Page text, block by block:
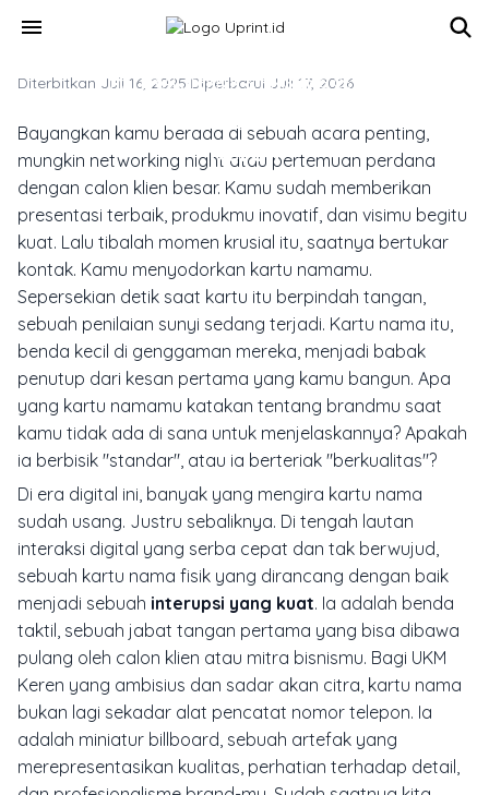
menu
MATERIAL, TEKNIK & FINISHING CETAK
Kartu Nama Mewah Untuk UKM
Keren
Diterbitkan Juli 16, 2025·Diperbarui Juli 17, 2026
Bayangkan kamu berada di sebuah acara penting,
mungkin networking night atau pertemuan perdana
dengan calon klien besar. Kamu sudah memberikan
presentasi terbaik, produkmu inovatif, dan visimu begitu
kuat. Lalu tibalah momen krusial itu, saatnya bertukar
kontak. Kamu menyodorkan kartu namamu.
Sepersekian detik saat kartu itu berpindah tangan,
sebuah penilaian sunyi sedang terjadi. Kartu nama itu,
benda kecil di genggaman mereka, menjadi babak
penutup dari kesan pertama yang kamu bangun. Apa
yang kartu namamu katakan tentang brandmu saat
kamu tidak ada di sana untuk menjelaskannya? Apakah
ia berbisik "standar", atau ia berteriak "berkualitas"?
Di era digital ini, banyak yang mengira kartu nama
sudah usang. Justru sebaliknya. Di tengah lautan
interaksi digital yang serba cepat dan tak berwujud,
sebuah kartu nama fisik yang dirancang dengan baik
menjadi sebuah interupsi yang kuat. Ia adalah benda
taktil, sebuah jabat tangan pertama yang bisa dibawa
pulang oleh calon klien atau mitra bisnismu. Bagi UKM
Keren yang ambisius dan sadar akan citra, kartu nama
bukan lagi sekadar alat pencatat nomor telepon. Ia
adalah miniatur billboard, sebuah artefak yang
merepresentasikan kualitas, perhatian terhadap detail,